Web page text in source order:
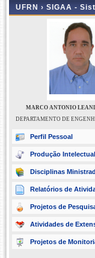
UFRN › SIGAA -
MARCO ANTONIO
DEPARTAMENTO DE
Perfil Pessoal
Produção Intelectual
Disciplinas
Relatórios de
Projetos de
Atividades de
Projetos de